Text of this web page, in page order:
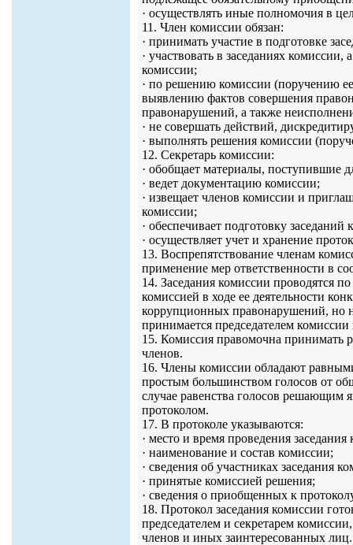
· осуществлять иные полномочия в
11. Член комиссии обязан:
· принимать участие в подготовке
· участвовать в заседаниях
комиссии;
· по решению комиссии (поручению
выявлению фактов совершения
правонарушений, а также
· не совершать действий,
· выполнять решения комиссии
12. Секретарь комиссии:
· обобщает материалы, поступившие
· ведет документацию комиссии;
· извещает членов комиссии и
комиссии;
· обеспечивает подготовку заседаний
· осуществляет учет и хранение
13. Воспрепятствование членам
применение мер ответственности в
14. Заседания комиссии проводятся
комиссией в ходе ее деятельности
коррупционных правонарушений, но
принимается председателем
15. Комиссия правомочна принимать
членов.
16. Члены комиссии обладают
простым большинством голосов от
случае равенства голосов решающим
протоколом.
17. В протоколе указываются:
· место и время проведения заседания
· наименование и состав комиссии;
· сведения об участниках заседания
· принятые комиссией решения;
· сведения о приобщенных к
18. Протокол заседания комиссии
председателем и секретарем
членов и иных заинтересованных лиц.